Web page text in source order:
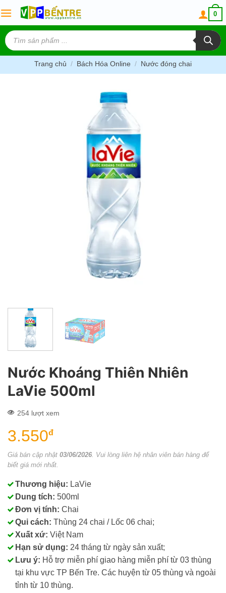
to
content
0
Tìm
kiếm
sản
phẩm
Trang chủ / Bách Hóa Online / Nước đóng chai
Nước Khoáng Thiên Nhiên
LaVie 500ml
254 lượt xem
3.550đ
Giá bán cập nhật 03/06/2026 . Vui lòng liên hệ nhân viên bán hàng để
biết giá mới nhất.
Thương hiệu: LaVie
Dung tích: 500ml
Đơn vị tính: Chai
Qui cách: Thùng 24 chai / Lốc 06 chai;
Xuất xứ: Việt Nam
Hạn sử dụng: 24 tháng từ ngày sản xuất;
Lưu ý: Hỗ trợ miễn phí giao hàng miễn phí từ 03 thùng
tại khu vực TP Bến Tre. Các huyện từ 05 thùng và ngoài
tỉnh từ 10 thùng.